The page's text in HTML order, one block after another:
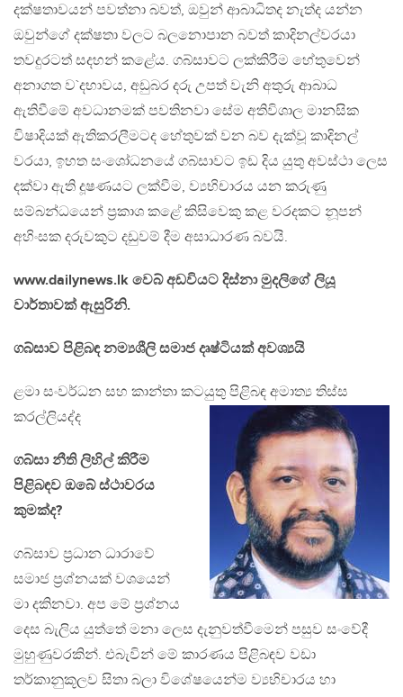
දක්ෂතාවයන් පවත්නා බවත්, ඔවුන් ආබාධිතද නැත්ද යන්න
ඔවුන්ගේ දක්ෂතා වලට බලනොපාන බවත් කාදිනල්වරයා
තවදුරටත් සදහන් කළේය. ගබ්සාවට ලක්කිරීම හේතුවෙන්
අනාගත ව`දභාවය, අඩුබර දරු උපත් වැනි අතුරු ආබාධ
ඇතිවීමේ අවධානමක් පවතිනවා සේම අතිවිශාල මානසික
විෂාදියක් ඇතිකරලීමටද හේතුවක් වන බව දැක්වූ කාදිනල්
වරයා, ඉහත සංශෝධනයේ ගබ්සාවට ඉඩ දිය යුතු අවස්ථා ලෙස
දක්වා ඇති දූෂණයට ලක්වීම, ව්‍යභිචාරය යන කරුණු
සම්බන්ධයෙන් ප‍්‍රකාශ කළේ කිසිවෙකු කළ වරදකට නූපන්
අහිංසක දරුවකුට දඩුවම් දීම අසාධාරණ බවයි.
www.dailynews.lk වෙබ් අඩවියට දිස්නා මුදලිගේ ලියූ
වාර්තාවක් ඇසුරිනි.
ගබ්සාව පිළිබඳ නම්‍යශීලි සමාජ දෘෂ්ටියක් අවශ්‍යයි
ළමා සංවර්ධන සහ කාන්තා කටයුතු පිළිබඳ අමාත්‍ය තිස්ස
කරල්ලියද්ද
ගබ්සා නීති ලිහිල් කිරීම
පිළිබඳව ඔබේ ස්ථාවරය
කුමක්ද?
ගබ්සාව ප‍්‍රධාන ධාරාවේ
සමාජ ප‍්‍රශ්නයක් වශයෙන්
මා දකිනවා. අප මේ ප‍්‍රශ්නය
දෙස බැලිය යුත්තේ මනා ලෙස දැනුවත්වීමෙන් පසුව සංවේදී
මුහුණුවරකින්. එබැවින් මේ කාරණය පිළිබඳව වඩා
තර්කානුකූලව සිතා බලා විශේෂයෙන්ම ව්‍යභිචාරය හා